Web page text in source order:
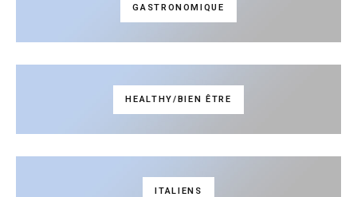
GASTRONOMIQUE
HEALTHY/BIEN ÊTRE
ITALIENS